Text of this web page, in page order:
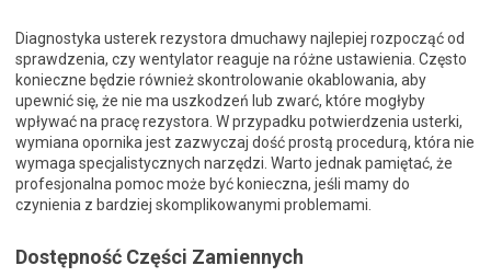
Diagnostyka usterek rezystora dmuchawy najlepiej rozpocząć od
sprawdzenia, czy wentylator reaguje na różne ustawienia. Często
konieczne będzie również skontrolowanie okablowania, aby
upewnić się, że nie ma uszkodzeń lub zwarć, które mogłyby
wpływać na pracę rezystora. W przypadku potwierdzenia usterki,
wymiana opornika jest zazwyczaj dość prostą procedurą, która nie
wymaga specjalistycznych narzędzi. Warto jednak pamiętać, że
profesjonalna pomoc może być konieczna, jeśli mamy do
czynienia z bardziej skomplikowanymi problemami.
Dostępność Części Zamiennych